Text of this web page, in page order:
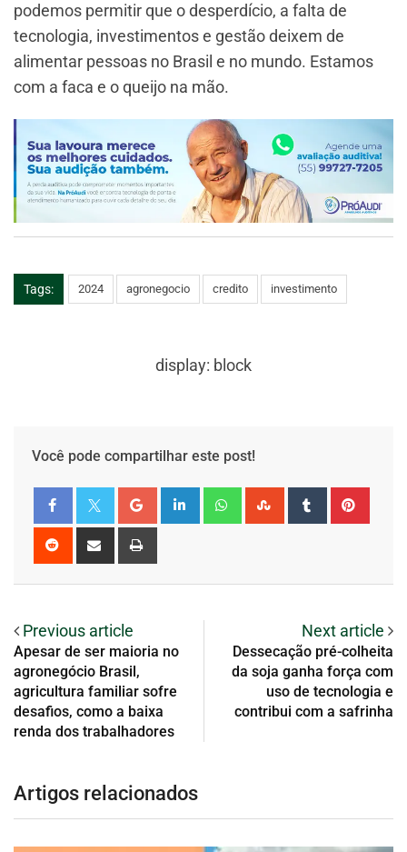
podemos permitir que o desperdício, a falta de
tecnologia, investimentos e gestão deixem de
alimentar pessoas no Brasil e no mundo. Estamos
com a faca e o queijo na mão.
Tags: 2024 agronegocio credito investimento
display: block
Você pode compartilhar este post!
Previous article
Apesar de ser maioria no
agronegócio Brasil,
agricultura familiar sofre
desafios, como a baixa
renda dos trabalhadores
Next article
Dessecação pré-colheita
da soja ganha força com
uso de tecnologia e
contribui com a safrinha
Artigos relacionados